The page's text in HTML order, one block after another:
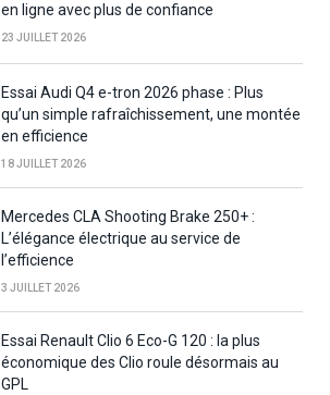
en ligne avec plus de confiance
23 JUILLET 2026
Essai Audi Q4 e-tron 2026 phase : Plus
qu’un simple rafraîchissement, une montée
en efficience
18 JUILLET 2026
Mercedes CLA Shooting Brake 250+ :
L’élégance électrique au service de
l’efficience
3 JUILLET 2026
Essai Renault Clio 6 Eco-G 120 : la plus
économique des Clio roule désormais au
GPL